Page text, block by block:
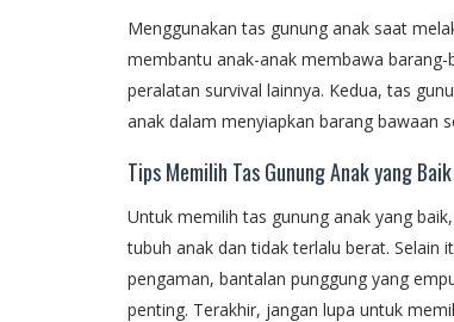
Menggunakan tas gunung anak saat
membantu anak-anak membawa
peralatan survival lainnya. Kedua, tas
anak dalam menyiapkan barang bawaan
Tips Memilih Tas Gunung Anak yang Baik
Untuk memilih tas gunung anak yang
tubuh anak dan tidak terlalu berat.
pengaman, bantalan punggung yang
penting. Terakhir, jangan lupa untuk